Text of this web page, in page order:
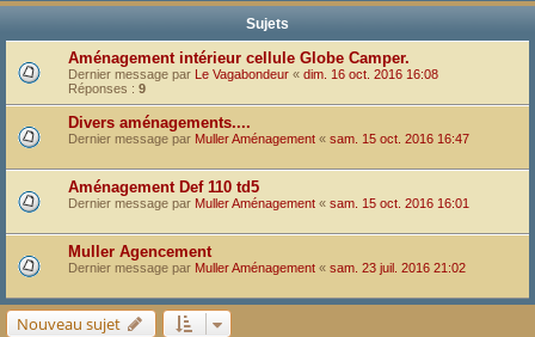
Sujets
Aménagement intérieur cellule Globe Camper.
Dernier message par Le Vagabondeur « dim. 16 oct. 2016 16:08
Réponses : 9
Divers aménagements....
Dernier message par Muller Aménagement « sam. 15 oct. 2016 16:47
Aménagement Def 110 td5
Dernier message par Muller Aménagement « sam. 15 oct. 2016 16:01
Muller Agencement
Dernier message par Muller Aménagement « sam. 23 juil. 2016 21:02
Nouveau sujet